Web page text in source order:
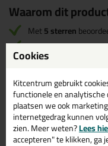
Waarom dit
Met5 sterren
Erg goed
KOMO
UV bestendig
Tegen slakkenvraat
Voor professioneel
Cookies
Kitcentrum gebruikt
functionele en
plaatsen we ook
internetgedrag kunnen
zien. Meer weten?Lees
accepteren" te klikken, ga